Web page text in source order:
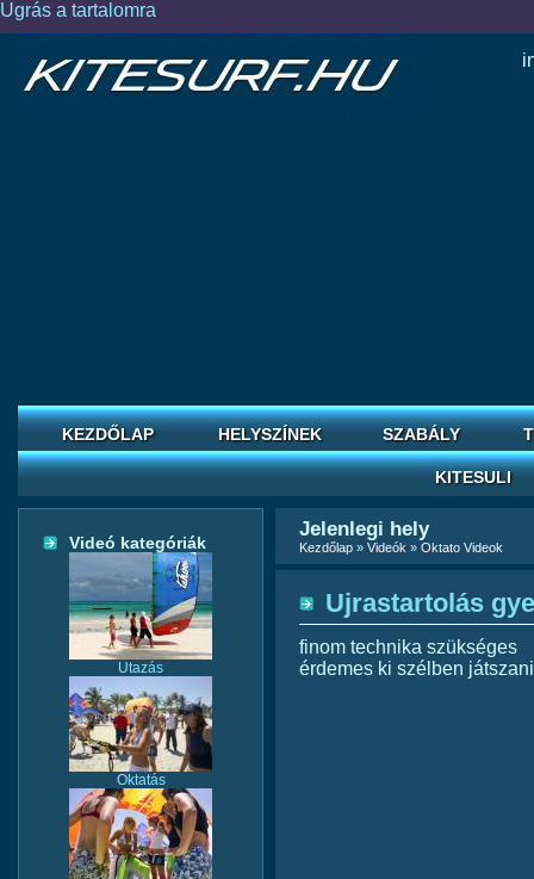
Ugrás a tartalomra
KEZDŐLAP HELYSZÍNEK SZABÁLY
KITESULI
Videó kategóriák
Utazás
Oktatás
Jelenlegi hely
Kezdőlap » Videók » Oktato Videok
Ujrastartolás
finom technika szükséges
érdemes ki szélben